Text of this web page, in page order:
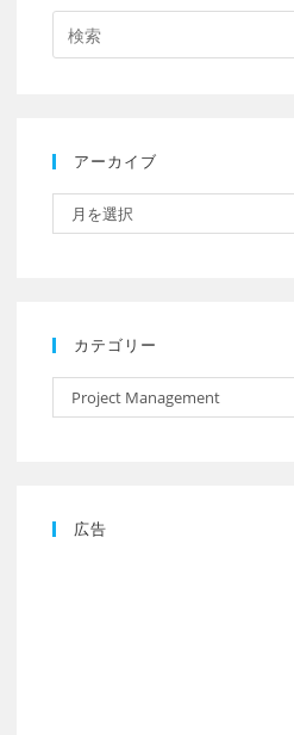
アーカイブ
月を選択
カテゴリー
Project Management
広告